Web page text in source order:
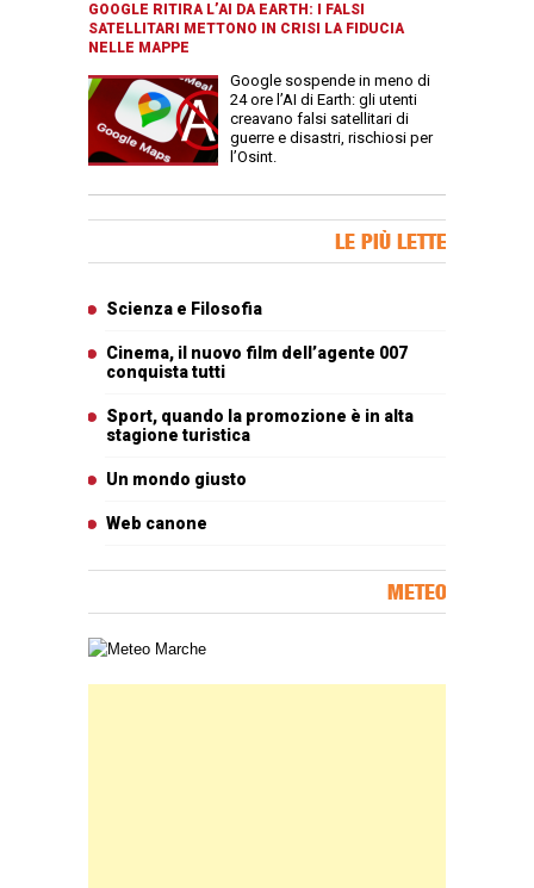
GOOGLE RITIRA L’AI DA EARTH: I FALSI
SATELLITARI METTONO IN CRISI LA FIDUCIA
NELLE MAPPE
Google sospende in meno di
24 ore l’AI di Earth: gli utenti
creavano falsi satellitari di
guerre e disastri, rischiosi per
l’Osint.
LE PIÙ LETTE
Scienza e Filosofia
Cinema, il nuovo film dell’agente 007
conquista tutti
Sport, quando la promozione è in alta
stagione turistica
Un mondo giusto
Web canone
METEO
Carta meteorologica delle Marche